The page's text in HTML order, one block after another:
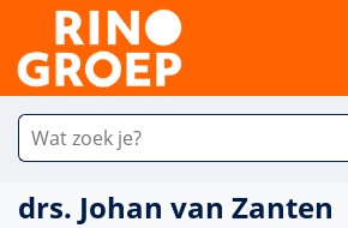
drs. Johan van Zanten